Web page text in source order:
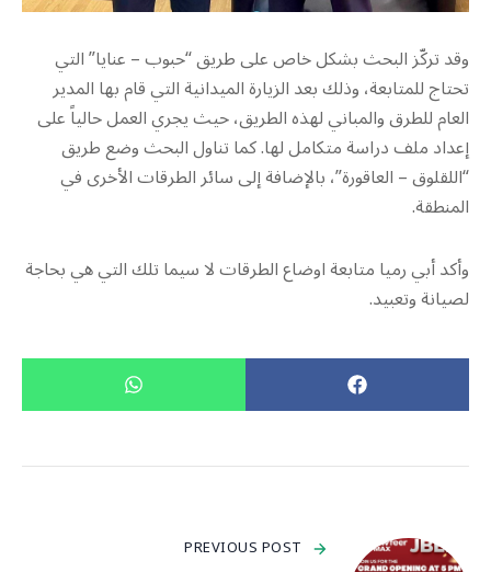
​وقد تركّز البحث بشكل خاص على طريق “حبوب – عنايا” التي
تحتاج للمتابعة، وذلك بعد الزيارة الميدانية التي قام بها المدير
العام للطرق والمباني لهذه الطريق، حيث يجري العمل حالياً على
إعداد ملف دراسة متكامل لها. كما تناول البحث وضع طريق
“اللقلوق – العاقورة”، بالإضافة إلى سائر الطرقات الأخرى في
المنطقة.
​وأكد أبي رميا متابعة اوضاع الطرقات لا سيما تلك التي هي بحاجة
لصيانة وتعبيد.
PREVIOUS POST